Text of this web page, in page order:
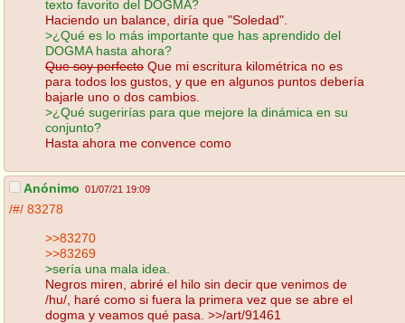
texto favorito del DOGMA?
Haciendo un balance, diría que "Soledad".
>¿Qué es lo más importante que has aprendido del
DOGMA hasta ahora?
Que soy perfecto Que mi escritura kilométrica no es
para todos los gustos, y que en algunos puntos debería
bajarle uno o dos cambios.
>¿Qué sugerirías para que mejore la dinámica en su
conjunto?
Hasta ahora me convence como
Anónimo 01/07/21 19:09
/#/ 83278
>>83270
>>83269
>sería una mala idea.
Negros miren, abriré el hilo sin decir que venimos de
/hu/, haré como si fuera la primera vez que se abre el
dogma y veamos qué pasa. >>/art/91461